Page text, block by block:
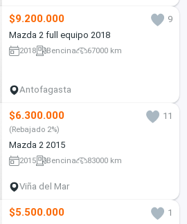
$9.200.000
9
Mazda 2 full equipo 2018
2018 Bencina 67000 km
Antofagasta
$6.300.000 11
(Rebajado 2%)
Mazda 2 2015
2015 Bencina 83000 km
Viña del Mar
$5.500.000
1